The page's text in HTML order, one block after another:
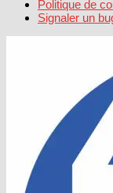
Politique de
Signaler un